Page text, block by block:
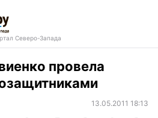
Северо-Запада
провела
13.05.2011 18:13